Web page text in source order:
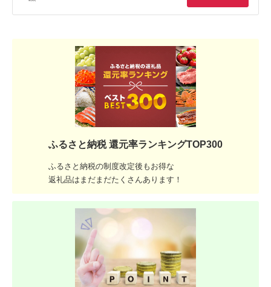
ふるさと納税 還元率ランキングTOP300
ふるさと納税の制度改定後もお得な
返礼品はまだまだたくさんあります！